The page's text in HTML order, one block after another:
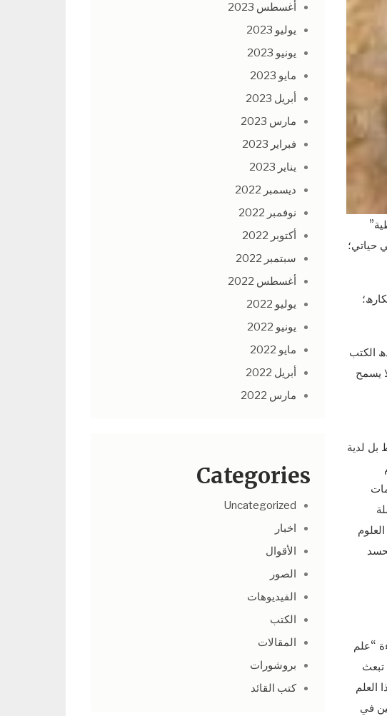
حياتي؛
الكتب
لا يسمح
بل لدية
“علم
تبعث
العلم
في
أغسطس 2023
يوليو 2023
يونيو 2023
مايو 2023
أبريل 2023
مارس 2023
فبراير 2023
يناير 2023
ديسمبر 2022
نوفمبر 2022
أكتوبر 2022
سبتمبر 2022
أغسطس 2022
يوليو 2022
يونيو 2022
مايو 2022
أبريل 2022
مارس 2022
Categories
Uncategorized
اخبار
الأقوال
الصور
الفيديوهات
الكتب
المقالات
بروشورات
كتب القائد